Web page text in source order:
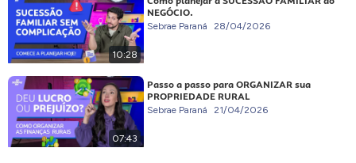
10:28
NEGÓCIO.
Sebrae Paraná 28/04/2026
07:43
Passo a passo para ORGANIZAR sua
PROPRIEDADE RURAL
Sebrae Paraná 21/04/2026